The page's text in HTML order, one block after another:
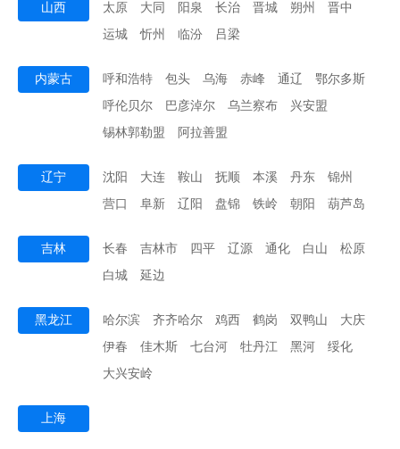
山西 太原 大同 阳泉 长治 晋城 朔州
晋中
运城
忻州 临汾 吕梁
内蒙古 呼和浩特 包头 乌海 赤峰 通辽
鄂尔多斯
呼伦贝尔
巴彦淖尔 乌兰察布
兴安盟
锡林郭勒盟
阿拉善盟
辽宁 沈阳 大连 鞍山 抚顺 本溪 丹东
锦州
营口
阜新 辽阳 盘锦 铁岭 朝阳 葫芦岛
吉林 长春 吉林市 四平 辽源 通化 白山
松原
白城
延边
黑龙江 哈尔滨 齐齐哈尔 鸡西 鹤岗 双鸭山
大庆
伊春
佳木斯 七台河 牡丹江 黑河
绥化
大兴安岭
上海